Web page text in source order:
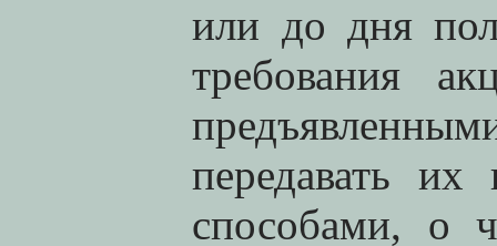
или до дня
требования
передавать
способами, о